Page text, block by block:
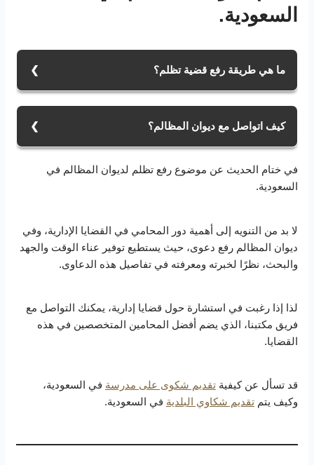
السعودية.
ما هي طريقة رفع قضية تظلم؟
المختصة، أو الكترونيًا عن طريق ديوان المظالم معين، عبر
الدخول إلى المنصة، وتقديم طلب دعوى، من قائمة خدمات
إلكترونية.
كيف اتواصل مع ديوان المظالم؟
الديوان، أو بالاتصال عبر رقم الهاتف عبر التالي 920000553.
في ختام الحديث عن موضوع رفع تظلم لديوان المظالم في
السعودية.
لا بد من التنويه إلى أهمية دور المحامي في القضايا الإدارية، وفي
ديوان المظالم رفع دعوى، حيث يستطيع توفير عناء الوقت والجهد
والبحث، نظرًا لخبرته ومعرفته في تفاصيل هذه الدعاوى.
لذا إذا رغبت في استشارة حول قضايا إدارية، يمكنك التواصل مع
فريق مكتبنا، الذي يضم أفضل المحامين المتخصصين في هذه
القضايا.
قد تسأل عن كيفيةتقديم شكوى على مدرسة في السعودية،
وكيف يتمتقديم شكاوي البلدية في السعودية.